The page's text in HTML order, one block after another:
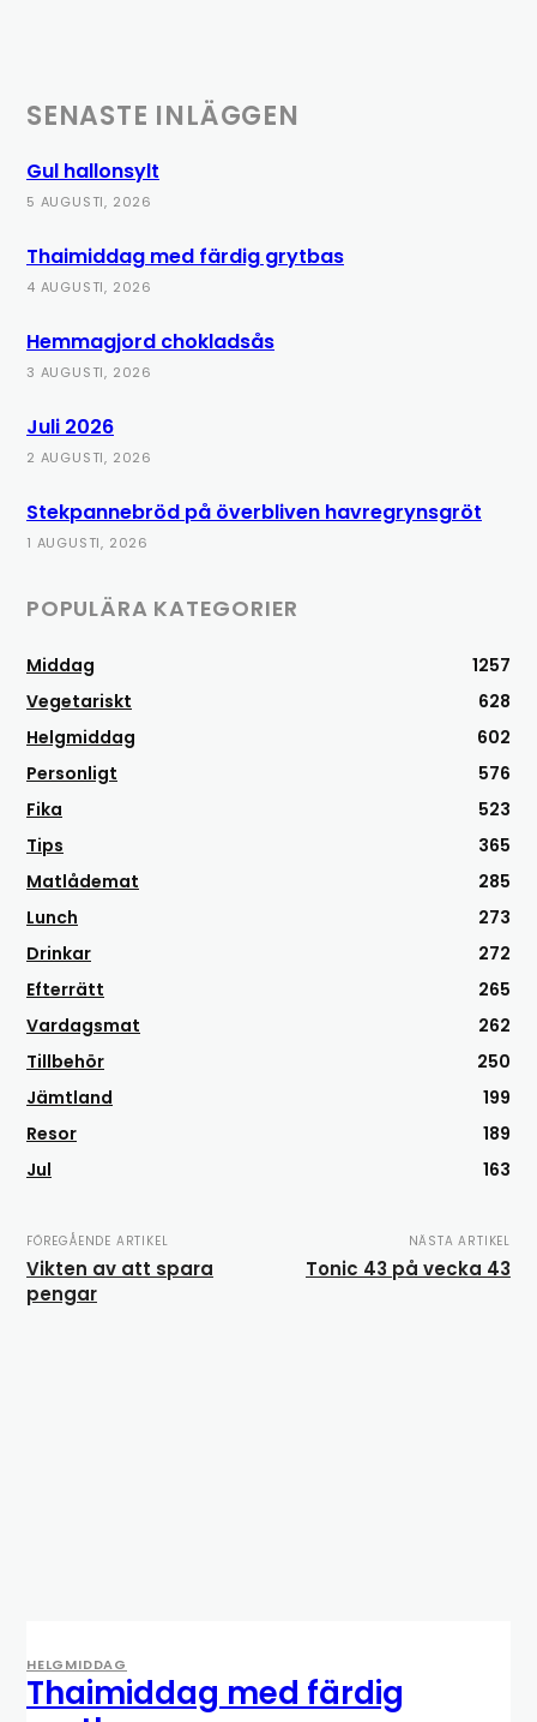
SENASTE INLÄGGEN
Gul hallonsylt
5 AUGUSTI, 2026
Thaimiddag med färdig grytbas
4 AUGUSTI, 2026
Hemmagjord chokladsås
3 AUGUSTI, 2026
Juli 2026
2 AUGUSTI, 2026
Stekpannebröd på överbliven havregrynsgröt
1 AUGUSTI, 2026
POPULÄRA KATEGORIER
Middag
1257
Vegetariskt
628
Helgmiddag
602
Personligt
576
Fika
523
Tips
365
Matlådemat
285
Lunch
273
Drinkar
272
Efterrätt
265
Vardagsmat
262
Tillbehör
250
Jämtland
199
Resor
189
Jul
163
FÖREGÅENDE ARTIKEL
Vikten av att spara
pengar
NÄSTA ARTIKEL
Tonic 43 på vecka 43
HELGMIDDAG
Thaimiddag med färdig